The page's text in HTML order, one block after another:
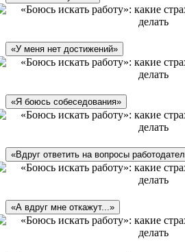
«У меня нет достижений»
«Я боюсь собеседования»
«Вдруг ответить на вопросы
«А вдруг мне откажут...»